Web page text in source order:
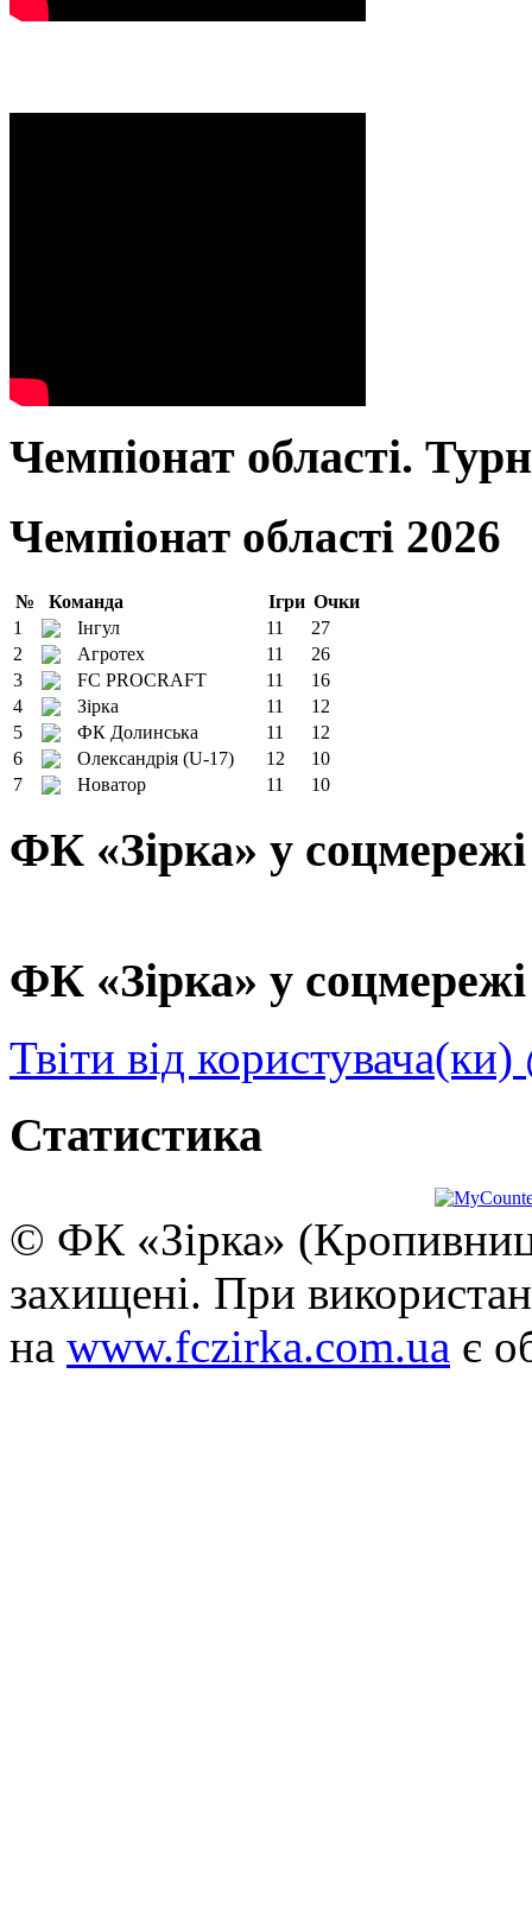
Чемпіонат області.
Чемпіонат області 2026
№ Команда Ігри Очки
1
Інгул 11
27
2
Агротех 11
26
3
FC PROCRAFT 11
16
4
Зірка 11
12
5
ФК Долинська 11
12
6
Олександрія (U-17) 12
10
7
Новатор 11 10
ФК «Зірка» у
ФК «Зірка» у
Твіти від
Статистика
© ФК «Зірка»
захищені. При
на www.fczirka.com.ua є